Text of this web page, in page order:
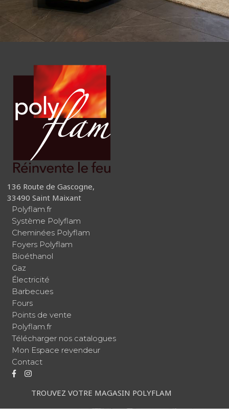
136 Route de Gascogne,
33490 Saint Maixant
Polyflam.fr
Système Polyflam
Cheminées Polyflam
Foyers Polyflam
Bioéthanol
Gaz
Électricité
Barbecues
Fours
Points de vente
Polyflam.fr
Télécharger nos catalogues
Mon Espace revendeur
Contact
TROUVEZ VOTRE MAGASIN POLYFLAM